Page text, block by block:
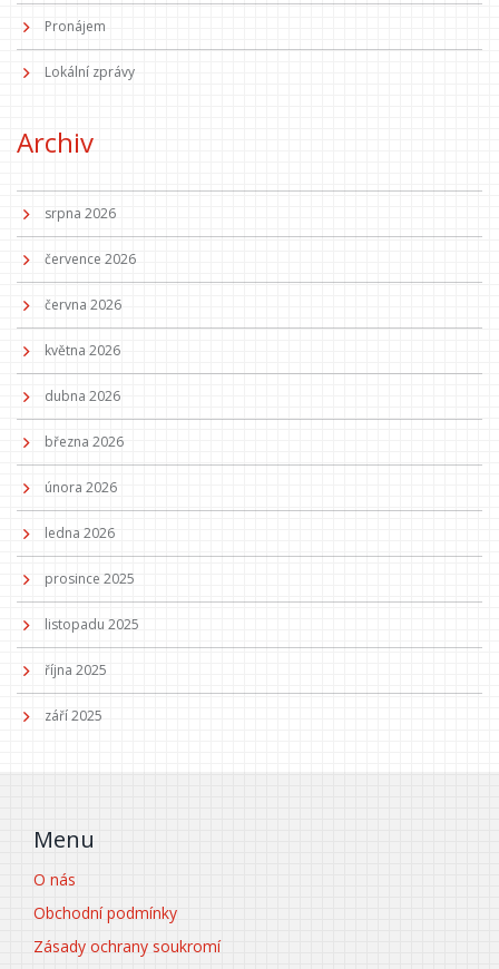
Pronájem
Lokální zprávy
Archiv
srpna 2026
července 2026
června 2026
května 2026
dubna 2026
března 2026
února 2026
ledna 2026
prosince 2025
listopadu 2025
října 2025
září 2025
Menu
O nás
Obchodní podmínky
Zásady ochrany soukromí